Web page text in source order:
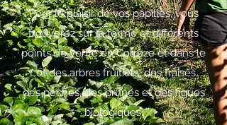
Pour le plaisir de vos papilles, vous
trouverez sur la ferme et différents
points de vente en Corrèze et dans le
Lot des arbres fruitiers, des fraises,
des pêches, des prunes et des figues
biologiques.